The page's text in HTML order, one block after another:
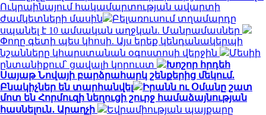
Ուկրաինայում հակամարտության ավարտի
ժամկետների մասին
Բելառուսում տղամարդը
սպանել է 10 ամսական աղջկան. Մանրամասներ
Փողը գետի պես կհոսի. Այս երեք կենդանակերպի
նշանները կհարստանան օգոստոսի վերջին
Մեսիի
ընտանիքում՝ ցավալի կորուստ
Խոշոր հրդեհ
Սայաթ Նովայի բարձրահարկ շենքերից մեկում.
Բնակիչներ են տարհանվել
Իրանն ու Օմանը շատ
մոտ են Հորմուզի նեղուցի շուրջ համաձայնության
հասնելուն․ Արաղչի
Եվրամիության պայքարը